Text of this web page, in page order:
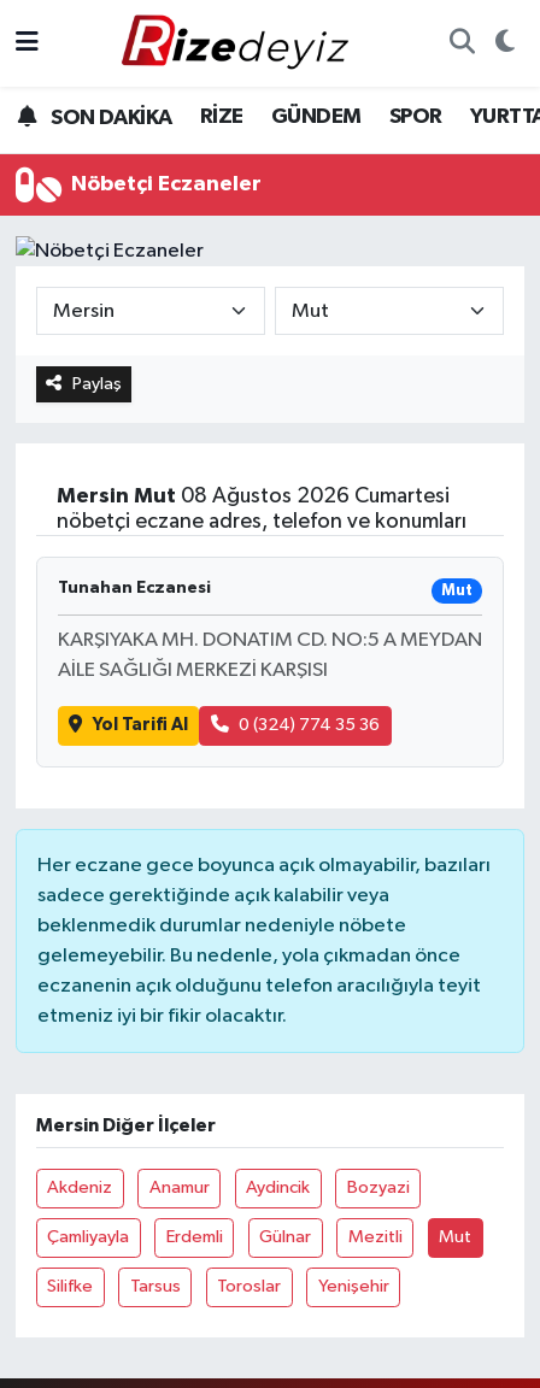
SON DAKİKA RİZE GÜNDEM SPOR
Nöbetçi Eczaneler
Paylaş
Mersin Mut 08 Ağustos 2026 Cumartesi
nöbetçi eczane adres, telefon ve konumları
Tunahan Eczanesi Mut
KARŞIYAKA MH. DONATIM CD. NO:5 A MEYDAN
AİLE SAĞLIĞI MERKEZİ KARŞISI
Yol Tarifi Al 0 (324) 774 35 36
Her eczane gece boyunca açık olmayabilir, bazıları
sadece gerektiğinde açık kalabilir veya
beklenmedik durumlar nedeniyle nöbete
gelemeyebilir. Bu nedenle, yola çıkmadan önce
eczanenin açık olduğunu telefon aracılığıyla teyit
etmeniz iyi bir fikir olacaktır.
Mersin Diğer İlçeler
Akdeniz Anamur Aydincik Bozyazi
Çamliyayla Erdemli Gülnar Mezitli Mut
Silifke Tarsus Toroslar Yenişehir
Gündem
Yurttan Haberler
Teknoloji
Sağlık
Rize Hava Durumu
Rize Trafik Yoğunluk Haritası
Tüm Manşetler
Son Dakika Haberleri